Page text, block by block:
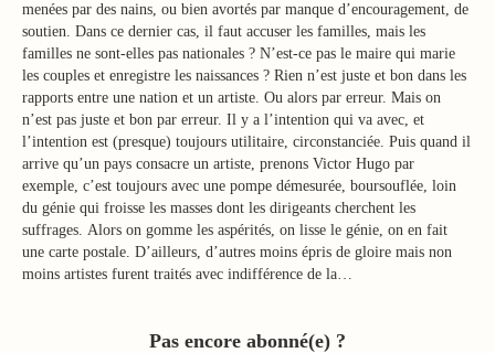
menées par des nains, ou bien avortés par manque d’encouragement, de
soutien. Dans ce dernier cas, il faut accuser les familles, mais les
familles ne sont-elles pas nationales ? N’est-ce pas le maire qui marie
les couples et enregistre les naissances ? Rien n’est juste et bon dans les
rapports entre une nation et un artiste. Ou alors par erreur. Mais on
n’est pas juste et bon par erreur. Il y a l’intention qui va avec, et
l’intention est (presque) toujours utilitaire, circonstanciée. Puis quand il
arrive qu’un pays consacre un artiste, prenons Victor Hugo par
exemple, c’est toujours avec une pompe démesurée, boursouflée, loin
du génie qui froisse les masses dont les dirigeants cherchent les
suffrages. Alors on gomme les aspérités, on lisse le génie, on en fait
une carte postale. D’ailleurs, d’autres moins épris de gloire mais non
moins artistes furent traités avec indifférence de la…
Pas encore abonné(e) ?